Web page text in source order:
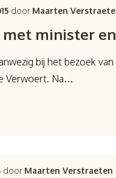
door Maarten
met minister
bij het bezoek
Verwoert. Na…
door Maarten Verstraeten